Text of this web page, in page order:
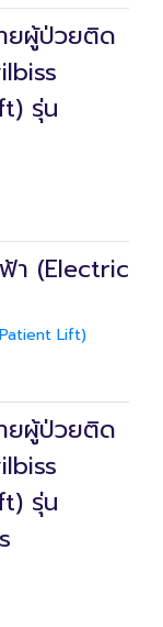
ยผู้ป่วยติด
รุ่น
า (Electric
Lift)
ยผู้ป่วยติด
รุ่น